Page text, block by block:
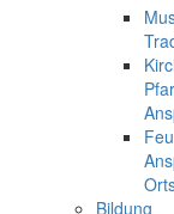
Bildung